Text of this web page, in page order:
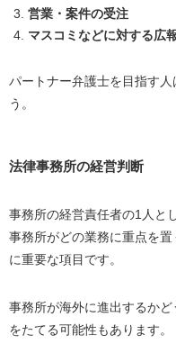
営業・案件の受注
マスコミなどに対する広
パートナー弁護士を目指す
う。
法律事務所の経営判断
事務所の経営責任者の1人と
事務所がどの業務に重点を
に重要な項目です。
事務所が海外に進出するか
をたてる可能性もあります。